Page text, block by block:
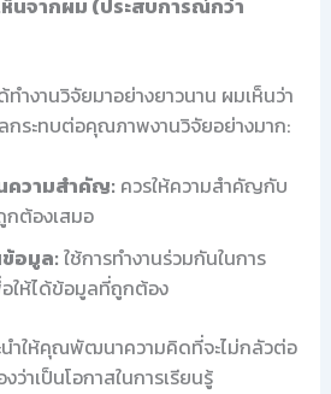
ำงานวิจัยมาอย่างยาวนาน ผมเห็นว่า
กระทบต่อคุณภาพงานวิจัยอย่างมาก:
ความสำคัญ: ควรให้ความสำคัญกับ
กต้องเสมอ
อมูล: ใช้การทำงานร่วมกันในการ
ให้ได้ข้อมูลที่ถูกต้อง
ำให้คุณพัฒนาความคิดที่จะไม่กลัวต่อ
าเป็นโอกาสในการเรียนรู้